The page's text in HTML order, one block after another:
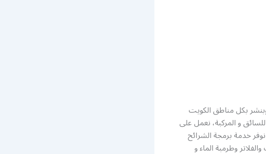
بكل مناطق الكويت
و المركبة، نعمل على
خدمة برمجة الشرائح
وطرمبة الماء و